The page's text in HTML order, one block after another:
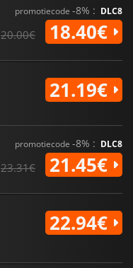
promotiecode -8% : DLC8
20.00€ 18.40€
21.19€
promotiecode -8% : DLC8
23.31€ 21.45€
22.94€